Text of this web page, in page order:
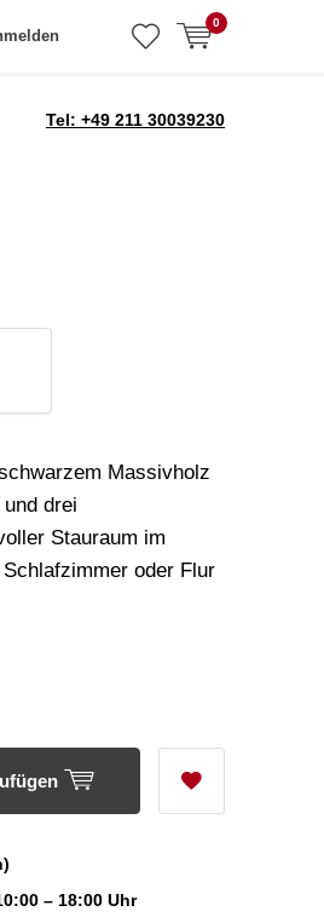
0
Tel: +49 211 30039230
Massivholz
drei
Stauraum im
oder Flur
– 18:00 Uhr